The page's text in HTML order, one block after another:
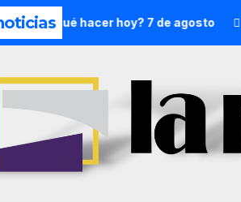
hoy? 7 de agosto Presentación